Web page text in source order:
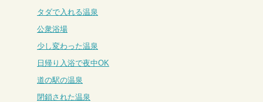
タダで入れる温泉
公衆浴場
少し変わった温泉
日帰り入浴で夜中OK
道の駅の温泉
閉鎖された温泉